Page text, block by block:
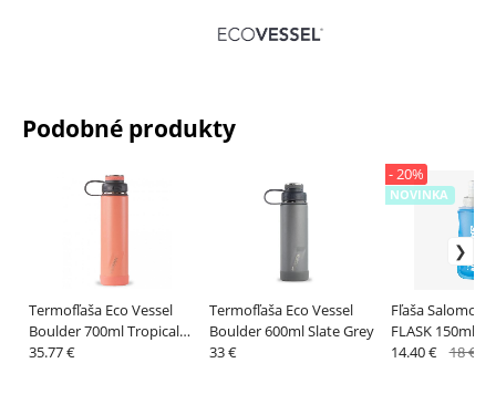
Podobné produkty
Termofľaša Eco Vessel
Boulder 700ml Tropical
Melon
35.77 €
Termofľaša Eco Vessel
Boulder 600ml Slate Grey
33 €
Fľaša Salomon
FLASK 150ml
NOVINKA
- 20%
14.40 € 18 €